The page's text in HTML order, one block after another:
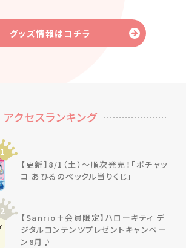
グッズ情報はコチラ
アクセスランキング
1
【更新】8/1（土）～順次発売！「ポチャッ
コ あひるのペックル当りくじ」
2
【Sanrio＋会員限定】ハローキティ デ
ジタルコンテンツプレゼントキャンペー
ン8月♪